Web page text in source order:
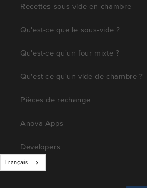
Recettes sous vide en chambre
Qu'est-ce que le sous-vide ?
Qu'est-ce qu'un four mixte ?
Qu'est-ce qu'un vide de chambre ?
Pièces de rechange
Anova Apps
Developers
Français